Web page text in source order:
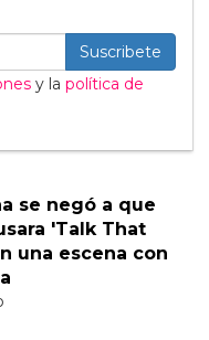
Suscribete
y la política de
se negó a que
'Talk That
una escena con